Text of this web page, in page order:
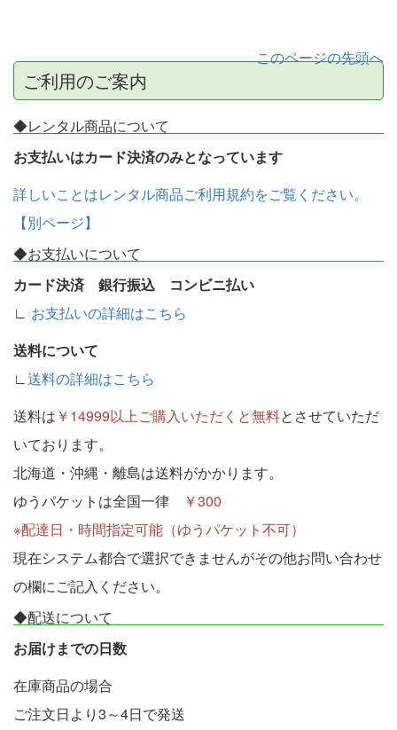
このページの先頭へ
ご利用のご案内
◆レンタル商品について
お支払いはカード決済のみとなっています
詳しいことはレンタル商品ご利用規約をご覧ください。
【別ページ】
◆お支払いについて
カード決済 銀行振込 コンビニ払い
∟ お支払いの詳細はこちら
送料について
∟ 送料の詳細はこちら
送料は ￥14999以上ご購入いただくと無料とさせていただ
いております。
北海道・沖縄・離島は送料がかかります。
ゆうパケットは全国一律
￥300
※配達日・時間指定可能（ゆうパケット不可）
現在システム都合で選択できませんがその他お問い合わせ
の欄にご記入ください。
◆配送について
お届けまでの日数
在庫商品の場合
ご注文日より3～4日で発送